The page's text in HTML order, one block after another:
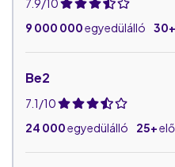
7.9/10
9 000 000egyedülálló 30+
Be2
7.1/10
24 000egyedülálló 25+